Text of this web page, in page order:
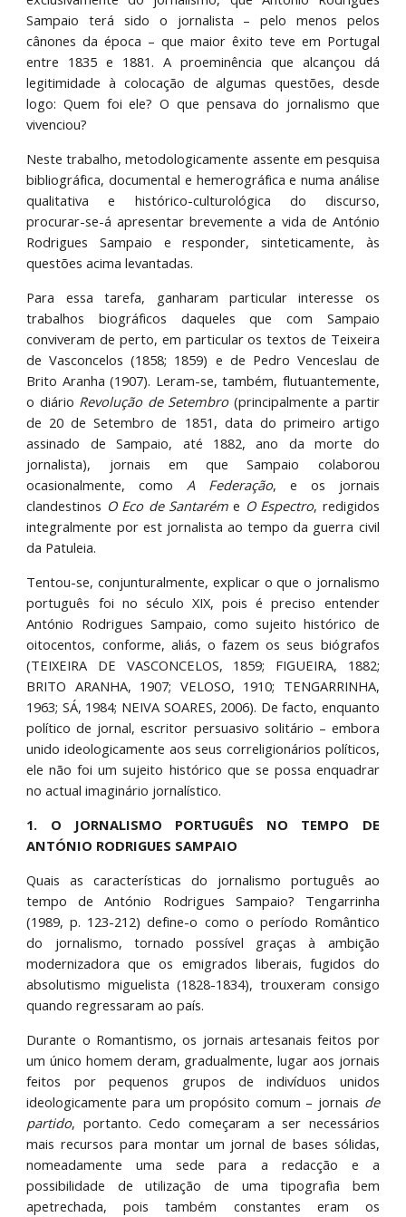
Sampaio terá sido o jornalista – pelo menos pelos
cânones da época – que maior êxito teve em Portugal
entre 1835 e 1881. A proeminência que alcançou dá
legitimidade à colocação de algumas questões, desde
logo: Quem foi ele? O que pensava do jornalismo que
vivenciou?
Neste trabalho, metodologicamente assente em pesquisa
bibliográfica, documental e hemerográfica e numa análise
qualitativa e histórico-culturológica do discurso,
procurar-se-á apresentar brevemente a vida de António
Rodrigues Sampaio e responder, sinteticamente, às
questões acima levantadas.
Para essa tarefa, ganharam particular interesse os
trabalhos biográficos daqueles que com Sampaio
conviveram de perto, em particular os textos de Teixeira
de Vasconcelos (1858; 1859) e de Pedro Venceslau de
Brito Aranha (1907). Leram-se, também, flutuantemente,
o diário Revolução de Setembro(principalmente a partir
de 20 de Setembro de 1851, data do primeiro artigo
assinado de Sampaio, até 1882, ano da morte do
jornalista), jornais em que Sampaio colaborou
ocasionalmente, comoA Federação, e os jornais
clandestinos O Eco de Santaréme O Espectro, redigidos
integralmente por est jornalista ao tempo da guerra civil
da Patuleia.
Tentou-se, conjunturalmente, explicar o que o jornalismo
português foi no século XIX, pois é preciso entender
António Rodrigues Sampaio, como sujeito histórico de
oitocentos, conforme, aliás, o fazem os seus biógrafos
(TEIXEIRA DE VASCONCELOS, 1859; FIGUEIRA, 1882;
BRITO ARANHA, 1907; VELOSO, 1910; TENGARRINHA,
1963; SÁ, 1984; NEIVA SOARES, 2006). De facto, enquanto
político de jornal, escritor persuasivo solitário – embora
unido ideologicamente aos seus correligionários políticos,
ele não foi um sujeito histórico que se possa enquadrar
no actual imaginário jornalístico.
1. O JORNALISMO PORTUGUÊS NO TEMPO DE
ANTÓNIO RODRIGUES SAMPAIO
Quais as características do jornalismo português ao
tempo de António Rodrigues Sampaio? Tengarrinha
(1989, p. 123-212) define-o como o período Romântico
do jornalismo, tornado possível graças à ambição
modernizadora que os emigrados liberais, fugidos do
absolutismo miguelista (1828-1834), trouxeram consigo
quando regressaram ao país.
Durante o Romantismo, os jornais artesanais feitos por
um único homem deram, gradualmente, lugar aos jornais
feitos por pequenos grupos de indivíduos unidos
ideologicamente para um propósito comum – jornais de
partido, portanto. Cedo começaram a ser necessários
mais recursos para montar um jornal de bases sólidas,
nomeadamente uma sede para a redacção e a
possibilidade de utilização de uma tipografia bem
apetrechada, pois também constantes eram os